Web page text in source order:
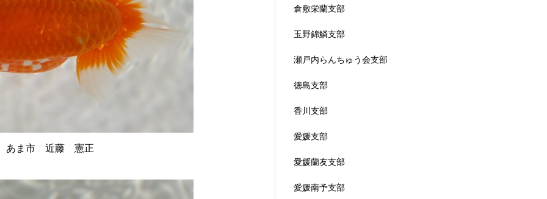
ま市 近藤 憲正
倉敷栄蘭支部
玉野錦鱗支部
瀬戸内らんちゅう会支部
徳島支部
香川支部
愛媛支部
愛媛蘭友支部
愛媛南予支部